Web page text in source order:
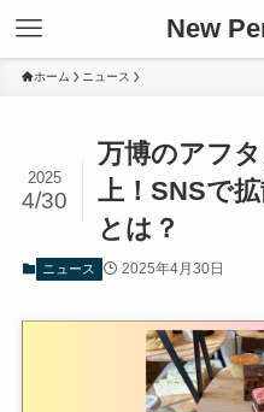
New
ホーム ニュース
万博のアフ
上！SNSで
とは？
2025
4/30
ニュース 2025年4月30日